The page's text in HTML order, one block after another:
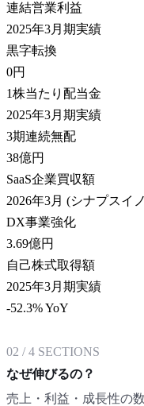
連結営業利益
2025年3月期実績
黒字転換
0円
1株当たり配当金
2025年3月期実績
3期連続無配
38億円
SaaS企業買収額
2026年3月 (シナプスイ
DX事業強化
3.69億円
自己株式取得額
2025年3月期実績
-52.3% YoY
02 /4 SECTIONS
なぜ伸びるの？
売上・利益・成長性の